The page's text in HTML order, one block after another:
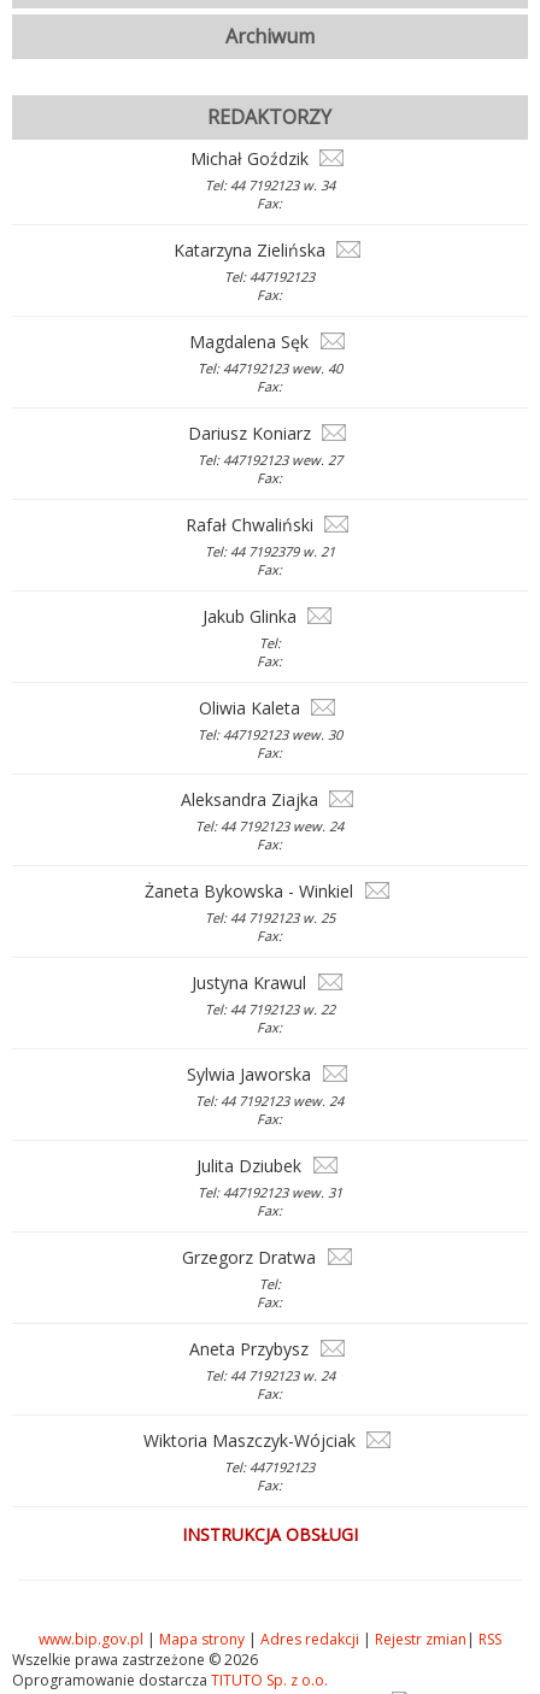
Archiwum
REDAKTORZY
Michał Goździk
Tel: 44 7192123 w. 34
Fax:
Katarzyna Zielińska
Tel: 447192123
Fax:
Magdalena Sęk
Tel: 447192123 wew. 40
Fax:
Dariusz Koniarz
Tel: 447192123 wew. 27
Fax:
Rafał Chwaliński
Tel: 44 7192379 w. 21
Fax:
Jakub Glinka
Tel:
Fax:
Oliwia Kaleta
Tel: 447192123 wew. 30
Fax:
Aleksandra Ziajka
Tel: 44 7192123 wew. 24
Fax:
Żaneta Bykowska - Winkiel
Tel: 44 7192123 w. 25
Fax:
Justyna Krawul
Tel: 44 7192123 w. 22
Fax:
Sylwia Jaworska
Tel: 44 7192123 wew. 24
Fax:
Julita Dziubek
Tel: 447192123 wew. 31
Fax:
Grzegorz Dratwa
Tel:
Fax:
Aneta Przybysz
Tel: 44 7192123 w. 24
Fax:
Wiktoria Maszczyk-Wójciak
Tel: 447192123
Fax:
INSTRUKCJA OBSŁUGI
www.bip.gov.pl | Mapa strony | Adres redakcji | Rejestr zmian | RSS
Wszelkie prawa zastrzeżone © 2026
Oprogramowanie dostarcza TITUTO Sp. z o.o.